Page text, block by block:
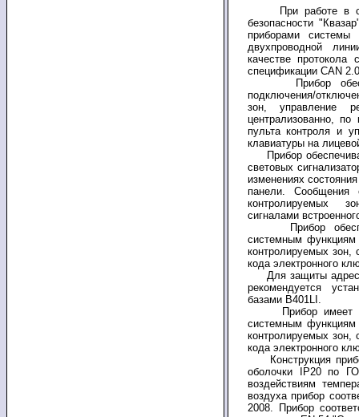
При работе в
безопасности
приборами системы
двухпроводной
качестве протокола
спецификации CAN
Прибор
подключения/
зон, управление
централизованно,
пульта контроля и
клавиатуры на
Прибор
световых
изменениях
панели. Сообщения
контролируемых
сигналами
Прибор
системным функциям
контролируемых
кода электронного
Для защиты
рекомендуется
базами B401LI.
Прибор имеет 4
системным функциям
контролируемых
кода электронного
Конструкция
оболочки IP20 по
воздействиям
воздуха прибор
2008. Прибор